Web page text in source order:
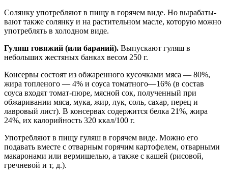
Солянку употребляют в пищу в горячем виде. Но вырабаты­
вают также солянку и на растительном масле, которую можно
употреблять в холодном виде.
Гуляш говяжий (или бараний). Выпускают гуляш в
небольших жестяных банках весом 250 г.
Консервы состоят из обжаренного кусочками мяса — 80%,
жира топленого — 4% и соуса томатного—16% (в состав
соуса входят томат-пюре, мясной сок, полученный при
обжаривании мяса, мука, жир, лук, соль, сахар, перец и
лавровый лист). В консервах содержится белка 21%, жира
24%, их калорийность 320 ккал/100 г.
Употребляют в пищу гуляш в горячем виде. Можно его
подавать вместе с отварным горячим картофелем, отварными
макаронами или вермишелью, а также с кашей (рисовой,
гречневой и т, д.).